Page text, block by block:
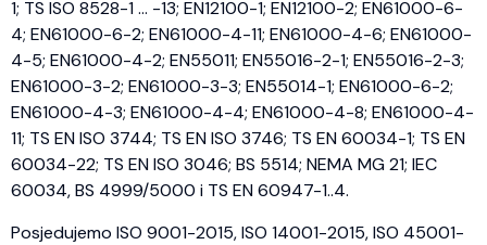
1; TS ISO 8528-1 … -13; EN12100-1; EN12100-2; EN61000-6-
4; EN61000-6-2; EN61000-4-11; EN61000-4-6; EN61000-
4-5; EN61000-4-2; EN55011; EN55016-2-1; EN55016-2-3;
EN61000-3-2; EN61000-3-3; EN55014-1; EN61000-6-2;
EN61000-4-3; EN61000-4-4; EN61000-4-8; EN61000-4-
11; TS EN ISO 3744; TS EN ISO 3746; TS EN 60034-1; TS EN
60034-22; TS EN ISO 3046; BS 5514; NEMA MG 21; IEC
60034, BS 4999/5000 i TS EN 60947-1..4.
Posjedujemo ISO 9001-2015, ISO 14001-2015, ISO 45001-